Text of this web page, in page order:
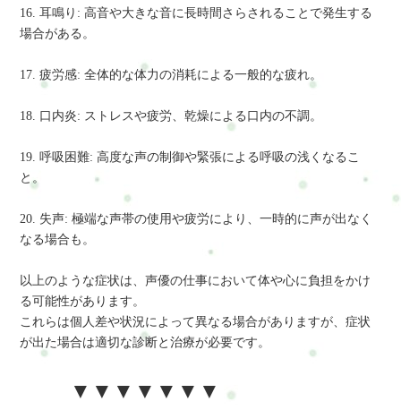
16. 耳鳴り: 高音や大きな音に長時間さらされることで発生する
場合がある。
17. 疲労感: 全体的な体力の消耗による一般的な疲れ。
18. 口内炎: ストレスや疲労、乾燥による口内の不調。
19. 呼吸困難: 高度な声の制御や緊張による呼吸の浅くなるこ
と。
20. 失声: 極端な声帯の使用や疲労により、一時的に声が出なく
なる場合も。
以上のような症状は、声優の仕事において体や心に負担をかけ
る可能性があります。
これらは個人差や状況によって異なる場合がありますが、症状
が出た場合は適切な診断と治療が必要です。
▼▼▼▼▼▼▼